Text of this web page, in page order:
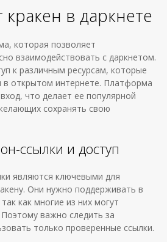
кракен в даркнете
которая позволяет
взаимодействовать с даркнетом.
к различным ресурсам, которые
в открытом интернете. Платформа
что делает ее популярной
сохранять свою
ссылки и доступ
являются ключевыми для
Они нужно поддерживать в
как многие из них могут
важно следить за
только проверенные ссылки.